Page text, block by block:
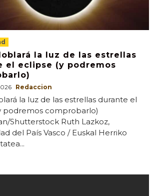
la luz de las estrellas
el eclipse (y podremos
Redaccion
la luz de las estrellas durante el
podremos comprobarlo)
Shutterstock Ruth Lazkoz,
del País Vasco / Euskal Herriko